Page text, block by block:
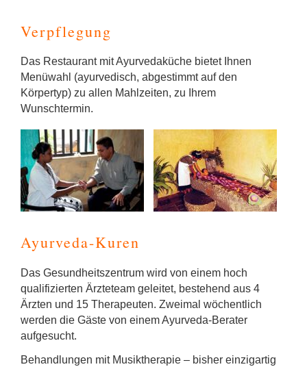
Verpflegung
Das Restaurant mit Ayurvedaküche bietet Ihnen
Menüwahl (ayurvedisch, abgestimmt auf den
Körpertyp) zu allen Mahlzeiten, zu Ihrem
Wunschtermin.
Ayurveda-Kuren
Das Gesundheitszentrum wird von einem hoch
qualifizierten Ärzteteam geleitet, bestehend aus 4
Ärzten und 15 Therapeuten. Zweimal wöchentlich
werden die Gäste von einem Ayurveda-Berater
aufgesucht.
Behandlungen mit Musiktherapie – bisher einzigartig